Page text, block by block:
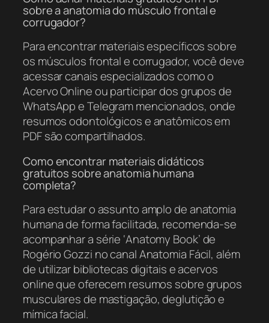
sobre a anatomia do músculo frontal e
corrugador?
Para encontrar materiais específicos sobre
os músculos frontal e corrugador, você deve
acessar canais especializados como o
Acervo Online ou participar dos grupos de
WhatsApp e Telegram mencionados, onde
resumos odontológicos e anatômicos em
PDF são compartilhados.
Como encontrar materiais didáticos
gratuitos sobre anatomia humana
completa?
Para estudar o assunto amplo de anatomia
humana de forma facilitada, recomenda-se
acompanhar a série ‘Anatomy Book’ de
Rogério Gozzi no canal Anatomia Fácil, além
de utilizar bibliotecas digitais e acervos
online que oferecem resumos sobre grupos
musculares de mastigação, deglutição e
mímica facial.